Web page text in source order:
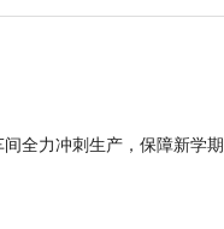
全力冲刺生产，保障新学